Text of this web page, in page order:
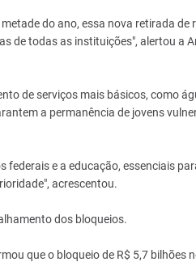
do ano, essa nova retirada de
de todas as instituições", alertou a
de serviços mais básicos, como
a permanência de jovens
federais e a educação, essenciais
acrescentou.
dos bloqueios.
que o bloqueio de R$ 5,7 bilhões